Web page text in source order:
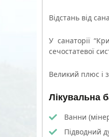
Відстань від
У санаторії
сечостатевої
Великий плюс і
Лікувальна
Ванни
Підводний